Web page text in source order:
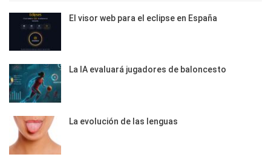
El visor web para el eclipse en España
La IA evaluará jugadores de baloncesto
La evolución de las lenguas